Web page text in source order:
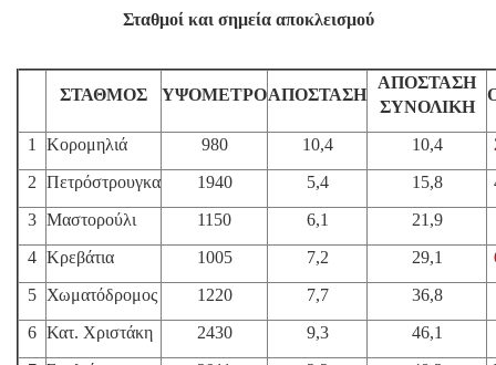
Σταθμοί και σημεία αποκλεισμού
ΣΤΑΘΜΟΣ ΥΨΟΜΕΤΡΟΑΠΟΣΤΑΣΗ
ΑΠΟΣΤΑΣΗ
ΣΥΝΟΛΙΚΗ
1 Κορομηλιά 980 10,4 10,4
2 Πετρόστρουγκα 1940 5,4 15,8
3 Μαστορούλι 1150 6,1
21,9
4 Κρεβάτια 1005 7,2 29,1
5 Χωματόδρομος 1220 7,7
36,8
6 Κατ. Χριστάκη 2430 9,3
46,1